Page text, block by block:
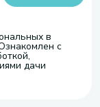
в
с
дачи